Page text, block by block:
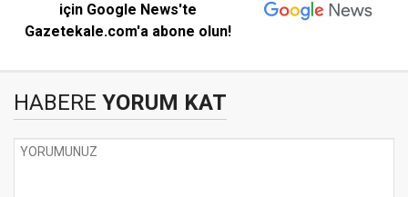
için Google News'te
Gazetekale.com'a abone olun!
HABERE YORUM KAT